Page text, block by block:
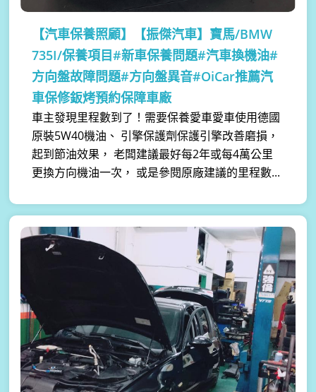
【汽車保養照顧】
【振傑汽車】寶馬/BMW
735I/保養項目#新車保養問題#汽車換機油#
方向盤故障問題#方向盤異音#OiCar推薦汽
車保修鈑烤預約保障車廠
車主發現里程數到了！需要保養愛車愛車使用德國
原裝5W40機油、 引擎保護劑保護引擎改善磨損，
起到節油效果， 老闆建議最好每2年或每4萬公里
更換方向機油一次， 或是參閱原廠建議的里程數...